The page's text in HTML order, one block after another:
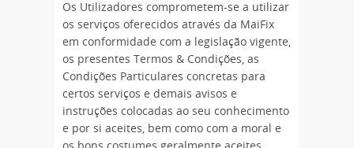
Os Utilizadores comprometem-se a utilizar
os serviços oferecidos através da MaiFix
em conformidade com a legislação vigente,
os presentes Termos & Condições, as
Condições Particulares concretas para
certos serviços e demais avisos e
instruções colocadas ao seu conhecimento
e por si aceites, bem como com a moral e